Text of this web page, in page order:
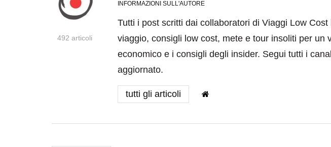
492 articoli
INFORMAZIONI SULL'AUTORE
Tutti i post scritti dai collaboratori di Viaggi Low
viaggio, consigli low cost, mete e tour insoliti per un
economico e i consigli degli insider. Segui tutti i
aggiornato.
tutti gli articoli